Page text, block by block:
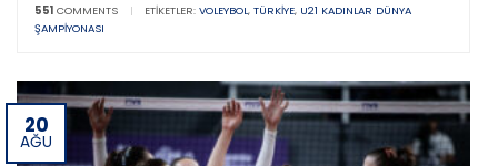
551 COMMENTS | ETIKETLER: VOLEYBOL, TÜRKIYE, U21 KADINLAR DÜNYA
ŞAMPIYONASI
20
AĞU